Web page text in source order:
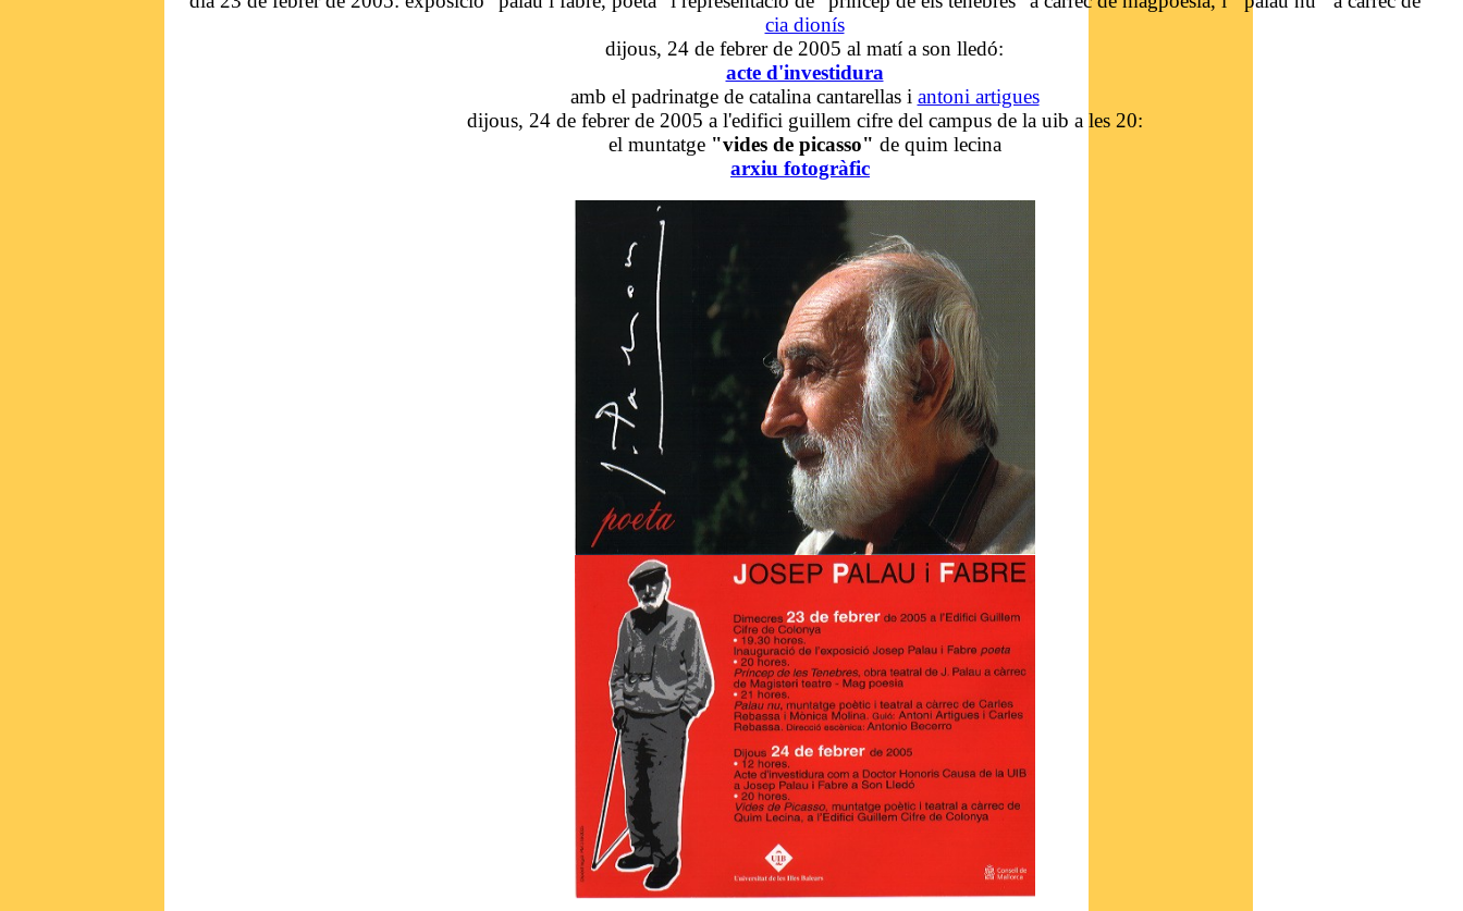
cia dionís
dijous, 24 de febrer de 2005 al matí a son lledó:
acte d'investidura
amb el padrinatge de catalina cantarellas i antoni artigues
dijous, 24 de febrer de 2005 a l'edifici guillem cifre del campus de la uib a les 20:
el muntatge "vides de picasso" de quim lecina
arxiu fotogràfic